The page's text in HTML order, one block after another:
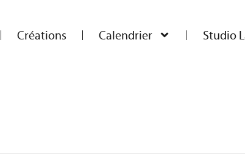
Créations Calendrier Studio